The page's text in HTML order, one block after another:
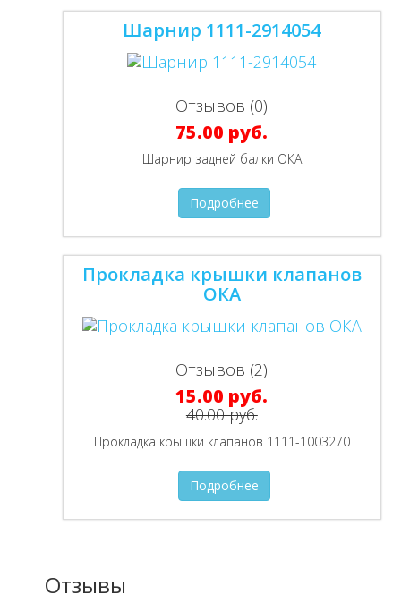
Шарнир 1111-2914054
Отзывов (0)
75.00 руб.
Шарнир задней балки ОКА
Подробнее
Прокладка крышки клапанов
ОКА
Отзывов (2)
15.00 руб.
40.00 руб.
Прокладка крышки клапанов 1111-1003270
Подробнее
Отзывы